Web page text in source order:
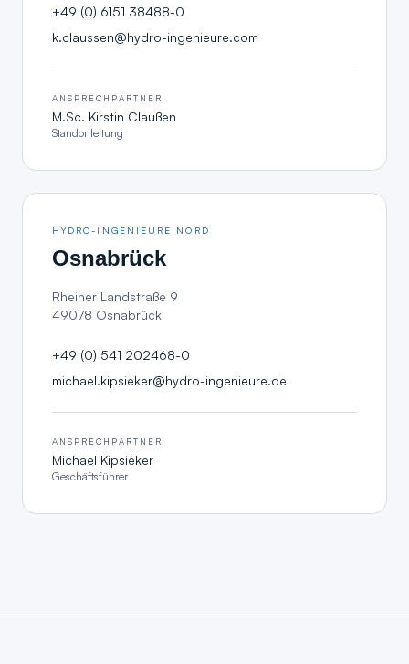
+49 (0) 6151 38488-0
k.claussen@hydro-ingenieure.com
ANSPRECHPARTNER
M.Sc. Kirstin Claußen
Standortleitung
HYDRO-INGENIEURE NORD
Osnabrück
Rheiner Landstraße 9
49078 Osnabrück
+49 (0) 541 202468-0
michael.kipsieker@hydro-ingenieure.de
ANSPRECHPARTNER
Michael Kipsieker
Geschäftsführer